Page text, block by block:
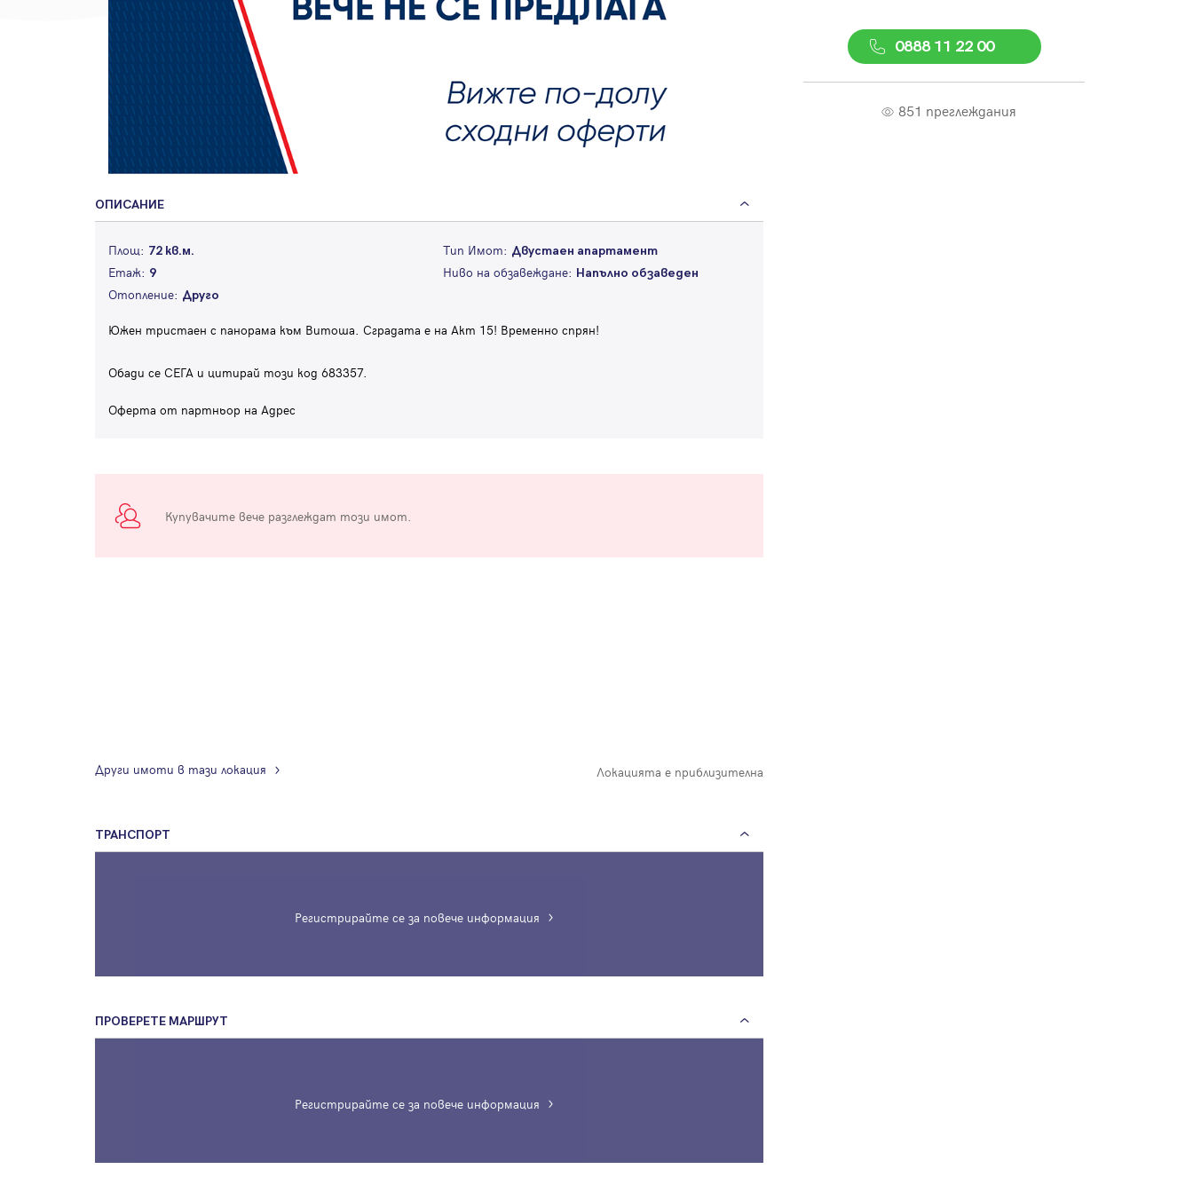
0888 11 22 00
851 преглеждания
ОПИСАНИЕ
Площ: 72 кв.м. Тип Имот: Двустаен апартамент
Етаж: 9 Ниво на обзавеждане: Напълно обзаведен
Отопление: Друго
Южен тристаен с панорама към Витоша. Сградата е на Акт 15! Временно спрян!
Обади се СЕГА и цитирай този код 683357.
Оферта от партньор на Адрес
Купувачите вече разглеждат този имот.
Локацията е приблизителна
Други имоти в тази локация
ТРАНСПОРТ
Регистрирайте се за повече информация
ПРОВЕРЕТЕ МАРШРУТ
Регистрирайте се за повече информация